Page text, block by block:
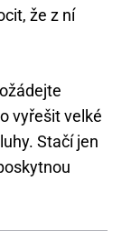
že z ní
vyřešit velké
Stačí jen